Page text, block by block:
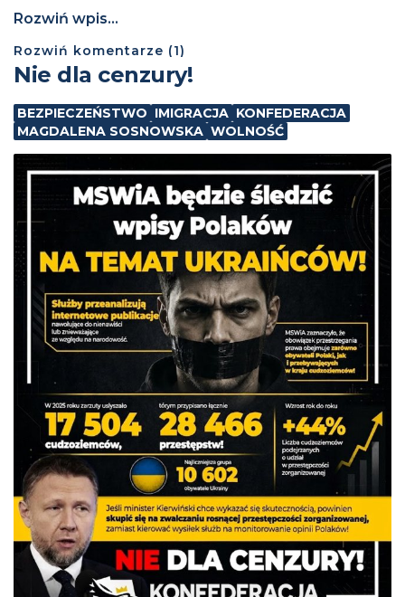
Rozwiń wpis...
Rozwiń komentarze (1)
Nie dla cenzury!
BEZPIECZEŃSTWO IMIGRACJA KONFEDERACJA
MAGDALENA SOSNOWSKA WOLNOŚĆ